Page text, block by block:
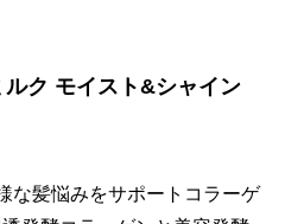
ク モイスト&シャイン
な髪悩みをサポートコラーゲ